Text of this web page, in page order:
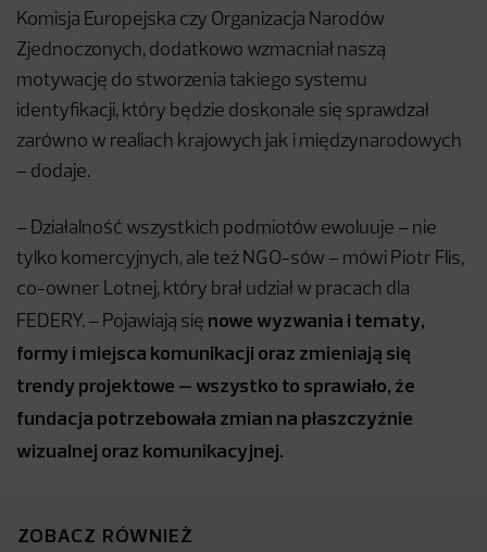
Komisja Europejska czy Organizacja Narodów
Zjednoczonych, dodatkowo wzmacniał naszą
motywację do stworzenia takiego systemu
identyfikacji, który będzie doskonale się sprawdzał
zarówno w realiach krajowych jak i międzynarodowych
– dodaje.
– Działalność wszystkich podmiotów ewoluuje – nie
tylko komercyjnych, ale też NGO-sów – mówi Piotr Flis,
co-owner Lotnej, który brał udział w pracach dla
FEDERY. – Pojawiają się nowe wyzwania i tematy,
formy i miejsca komunikacji oraz zmieniają się
trendy projektowe – wszystko to sprawiało, że
fundacja potrzebowała zmian na płaszczyźnie
wizualnej oraz komunikacyjnej.
ZOBACZ RÓWNIEŻ